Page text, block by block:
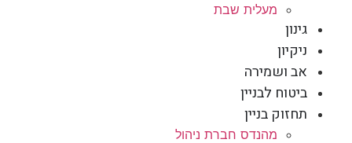
מעלית שבת
גינון
ניקיון
אב ושמירה
ביטוח לבניין
תחזוק בניין
מהנדס חברת ניהול